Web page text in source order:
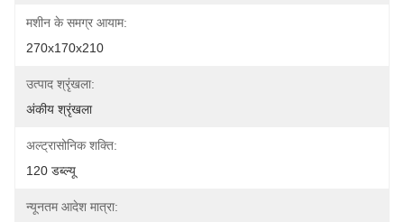
मशीन के समग्र आयाम:
270x170x210
उत्पाद श्रृंखला:
अंकीय श्रृंखला
अल्ट्रासोनिक शक्ति:
120 डब्ल्यू
न्यूनतम आदेश मात्रा: